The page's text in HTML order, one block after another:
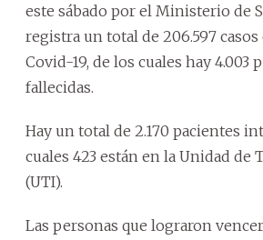
este sábado por el Ministerio de
registra un total de 206.597
Covid-19, de los cuales hay 4.003
fallecidas.
Hay un total de 2.170 pacientes
cuales 423 están en la Unidad de
(UTI).
Las personas que lograron